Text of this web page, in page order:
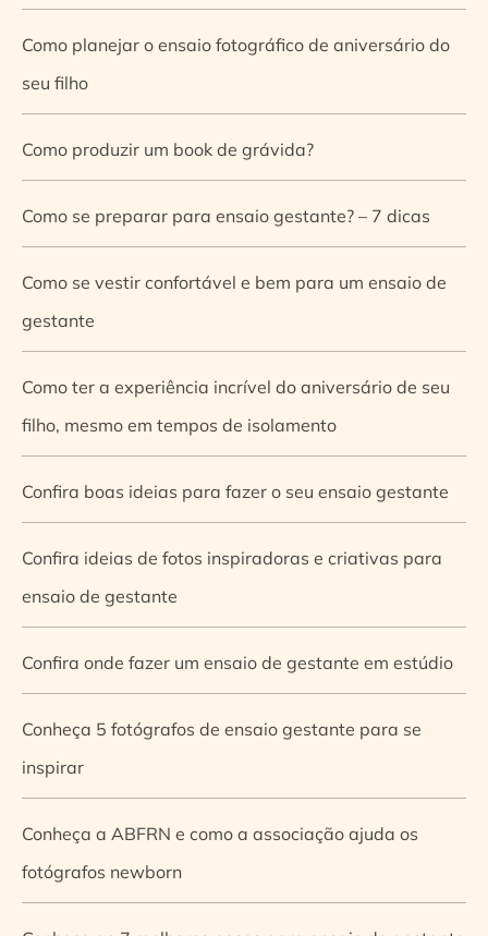
Como planejar o ensaio fotográfico de aniversário do
seu filho
Como produzir um book de grávida?
Como se preparar para ensaio gestante? – 7 dicas
Como se vestir confortável e bem para um ensaio de
gestante
Como ter a experiência incrível do aniversário de seu
filho, mesmo em tempos de isolamento
Confira boas ideias para fazer o seu ensaio gestante
Confira ideias de fotos inspiradoras e criativas para
ensaio de gestante
Confira onde fazer um ensaio de gestante em estúdio
Conheça 5 fotógrafos de ensaio gestante para se
inspirar
Conheça a ABFRN e como a associação ajuda os
fotógrafos newborn